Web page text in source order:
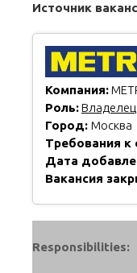
Источник
Компания:
Роль:Владелец
Город: Москва
Требования к
Дата
Вакансия
Responsibilities: